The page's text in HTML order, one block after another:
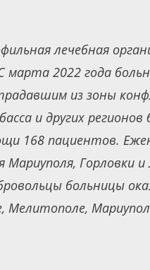
лечебная
марта 2022 года
из зоны
и других регионов
168 пациентов.
Горловки и
больницы
Мелитополе,